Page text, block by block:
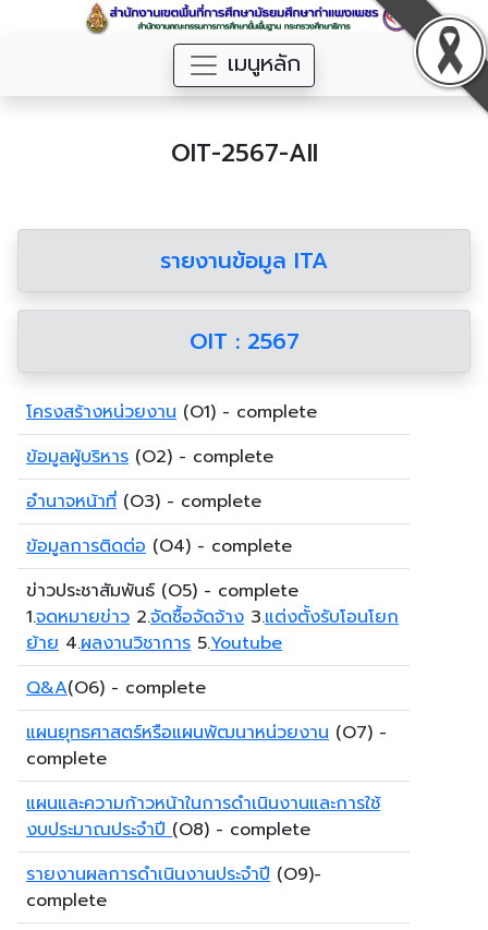
เมนูหลัก
OIT-2567-All
รายงานข้อมูล ITA
OIT : 2567
โครงสร้างหน่วยงาน (O1) - complete
ข้อมูลผู้บริหาร (O2) - complete
อำนาจหน้าที่ (O3) - complete
ข้อมูลการติดต่อ (O4) - complete
ข่าวประชาสัมพันธ์ (O5) - complete
1.จดหมายข่าว 2.จัดซื้อจัดจ้าง 3.แต่งตั้งรับโอนโยก
ย้าย 4.ผลงานวิชาการ 5.Youtube
Q&A(O6) - complete
แผนยุทธศาสตร์หรือแผนพัฒนาหน่วยงาน (O7) -
complete
แผนและความก้าวหน้าในการดำเนินงานและการใช้
งบประมาณประจำปี (O8) - complete
รายงานผลการดำเนินงานประจำปี (O9)-
complete